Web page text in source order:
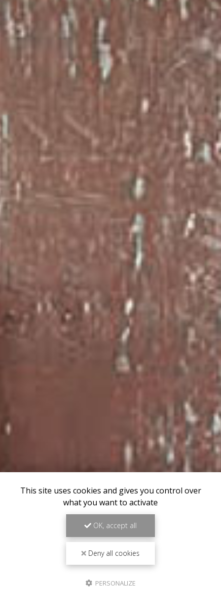
This site uses cookies and gives you control over
what you want to activate
OK, accept all
Deny all cookies
PERSONALIZE